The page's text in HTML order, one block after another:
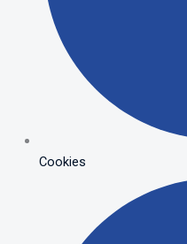
Cookies